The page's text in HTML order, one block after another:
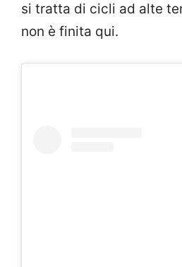
si tratta di cicli ad alte
non è finita qui.